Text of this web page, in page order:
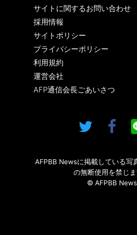
サイトに関するお問い合わせ
採用情報
サイトポリシー
プライバシーポリシー
利用規約
運営会社
AFP通信会長ごあいさつ
AFPBB Newsに掲載している写
の無断使用を禁じま
© AFPBB News